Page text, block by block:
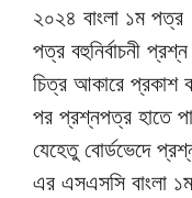
২০২৪ বাংলা ১ম
পত্র বহুনির্বাচনী
চিত্র আকারে প্রকাশ
পর প্রশ্নপত্র হাতে
যেহেতু বোর্ডভেদে
এর এসএসসি বাংলা